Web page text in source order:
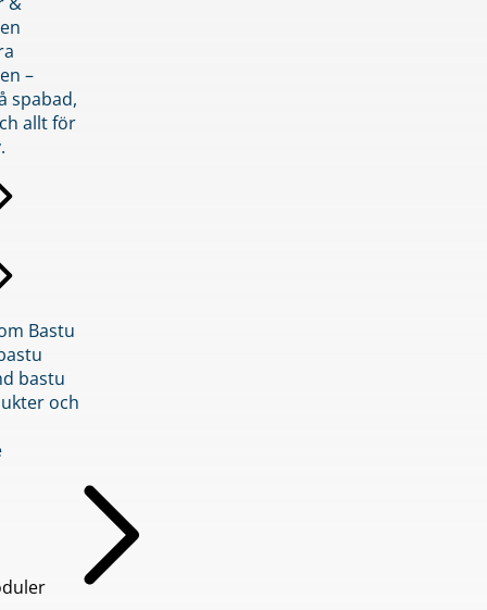
–
spabad,
allt för
Bastu
bastu
och